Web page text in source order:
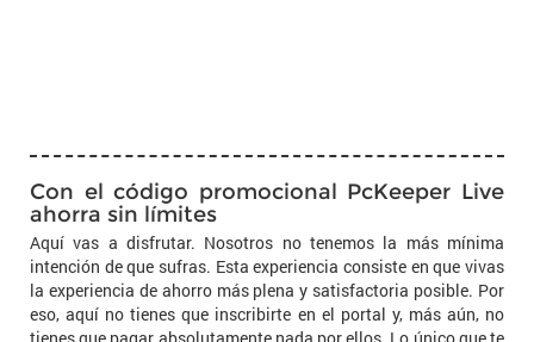
Con el código promocional PcKeeper Live
ahorra sin límites
Aquí vas a disfrutar. Nosotros no tenemos la más mínima
intención de que sufras. Esta experiencia consiste en que vivas
la experiencia de ahorro más plena y satisfactoria posible. Por
eso, aquí no tienes que inscribirte en el portal y, más aún, no